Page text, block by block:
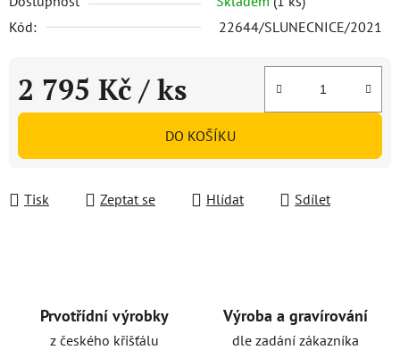
Kód:
22644/SLUNECNICE/2021
2 795 Kč / ks
Měrná cena:
DO KOŠÍKU
Tisk Zeptat se Hlídat Sdílet
Prvotřídní výrobky
z českého křišťálu
Výroba a gravírování
dle zadání zákazníka